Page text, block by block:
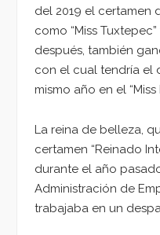
del 2019 el certamen
como “Miss
después, también
con el cual tendría el
mismo año en el “Miss
La reina de belleza,
certamen “Reinado
durante el año
Administración de
trabajaba en un